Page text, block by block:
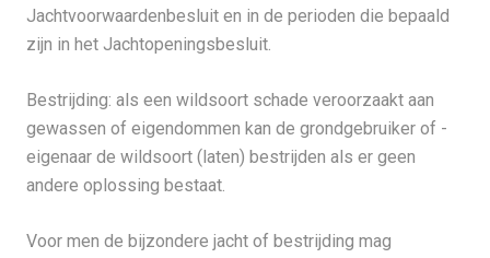
Jachtvoorwaardenbesluit en in de perioden die bepaald
zijn in het Jachtopeningsbesluit.
Bestrijding: als een wildsoort schade veroorzaakt aan
gewassen of eigendommen kan de grondgebruiker of -
eigenaar de wildsoort (laten) bestrijden als er geen
andere oplossing bestaat.
Voor men de bijzondere jacht of bestrijding mag